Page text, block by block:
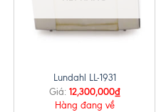
Lundahl LL-1931
Giá: 12,300,000₫
Hàng đang về